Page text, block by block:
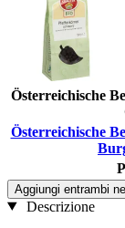
Österreichische
Österreichische
Aggiungi entrambi
Descrizione